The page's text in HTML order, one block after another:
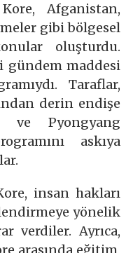
Afganistan,
gibi bölgesel
oluşturdu.
gündem maddesi
Taraflar,
derin endişe
ve Pyongyang
askıya
insan hakları
yönelik
verdiler. Ayrıca,